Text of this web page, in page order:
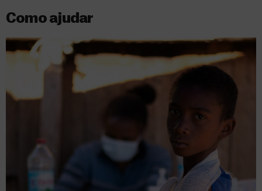
Como ajudar